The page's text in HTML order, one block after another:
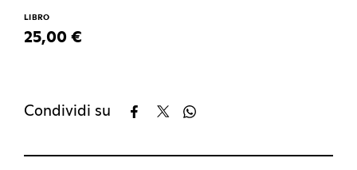
LIBRO
25,00 €
Condividi su